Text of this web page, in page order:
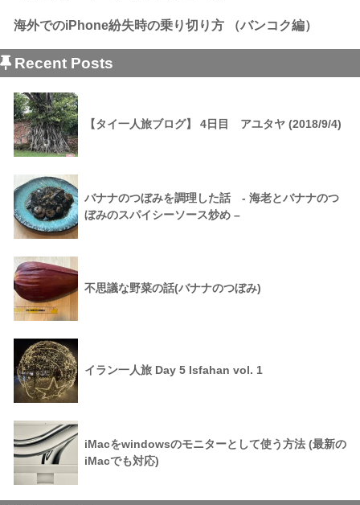
海外でのiPhone紛失時の乗り切り方 （バンコク編）
Recent Posts
【タイ一人旅ブログ】 4日目 アユタヤ (2018/9/4)
バナナのつぼみを調理した話 - 海老とバナナのつ
ぼみのスパイシーソース炒め –
不思議な野菜の話(バナナのつぼみ)
イラン一人旅 Day 5 Isfahan vol. 1
iMacをwindowsのモニターとして使う方法 (最新の
iMacでも対応)